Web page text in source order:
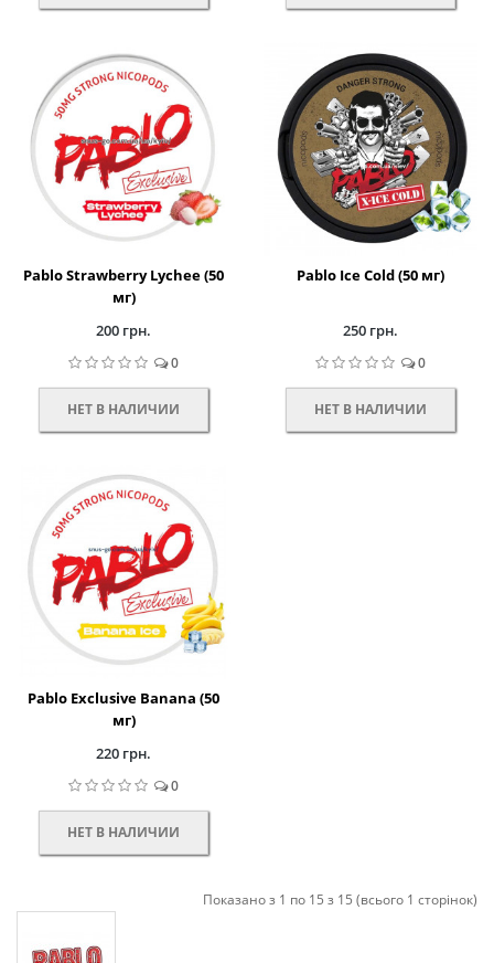
Pablo Strawberry Lychee (50
мг)
200 грн.
0
НЕТ В НАЛИЧИИ
Pablo Ice Cold (50 мг)
250 грн.
0
НЕТ В НАЛИЧИИ
Pablo Exclusive Banana (50
мг)
220 грн.
0
НЕТ В НАЛИЧИИ
Показано з 1 по 15 з 15 (всього 1 сторінок)